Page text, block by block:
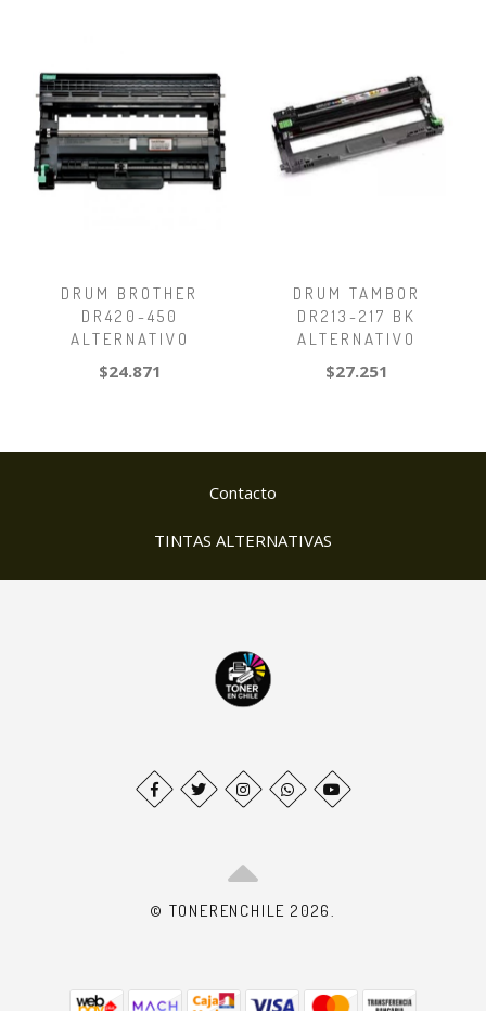
DRUM BROTHER
DR420-450
ALTERNATIVO
$24.871
DRUM TAMBOR
DR213-217 BK
ALTERNATIVO
$27.251
Contacto
TINTAS ALTERNATIVAS
© TONERENCHILE 2026.